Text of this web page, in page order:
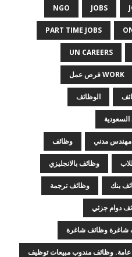
JOBS
NGO
PART TIME JOBS
UN CAREERS
WORK فرص عمل
الوظائف
مدني وظائف
وظائف بالانجليزي
بنك وظائف ترجمة
دوام جزئي
شاغرة وظائف شاغرة
وظائف مندوب مبيعات توظيف